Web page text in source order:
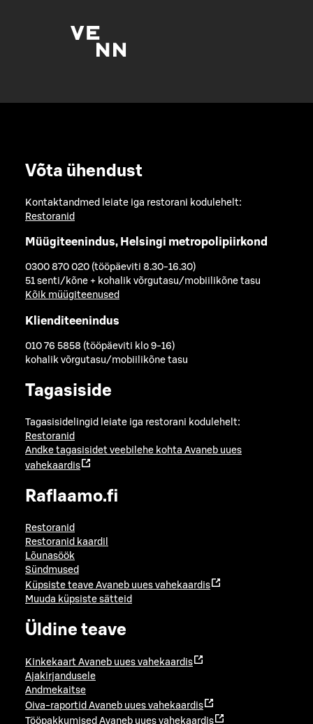
Võta ühendust
Kontaktandmed leiate iga restorani kodulehelt:
Restoranid
Müügiteenindus, Helsingi metropolipiirkond
0300 870 020 (tööpäeviti 8.30-16.30)
51 senti/kõne + kohalik võrgutasu/mobiilikõne tasu
Kõik müügiteenused
Klienditeenindus
010 76 5858 (tööpäeviti klo 9-16)
kohalik võrgutasu/mobiilikõne tasu
Tagasiside
Tagasisidelingid leiate iga restorani kodulehelt:
Restoranid
Andke tagasisidet veebilehe kohta Avaneb uues
vahekaardis
Raflaamo.fi
Restoranid
Restoranid kaardil
Lõunasöök
Sündmused
Küpsiste teave Avaneb uues vahekaardis
Muuda küpsiste sätteid
Üldine teave
Kinkekaart Avaneb uues vahekaardis
Ajakirjandusele
Andmekaitse
Oiva-raportid Avaneb uues vahekaardis
Tööpakkumised Avaneb uues vahekaardis